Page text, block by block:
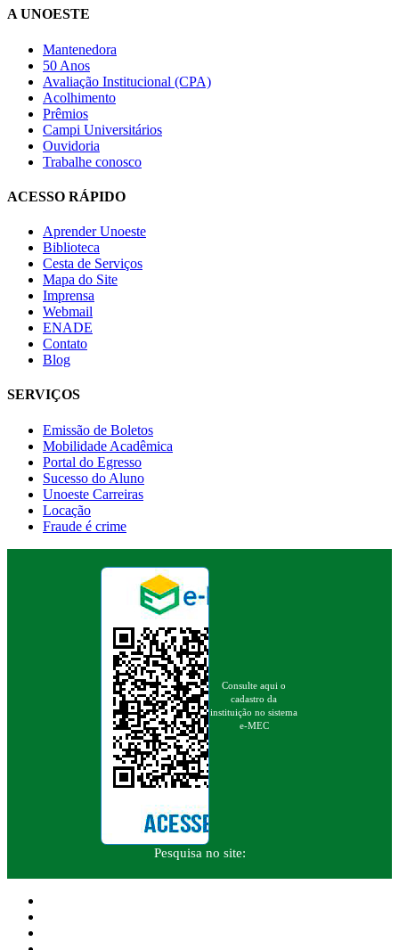
A UNOESTE
Mantenedora
50 Anos
Avaliação Institucional (CPA)
Acolhimento
Prêmios
Campi Universitários
Ouvidoria
Trabalhe conosco
ACESSO RÁPIDO
Aprender Unoeste
Biblioteca
Cesta de Serviços
Mapa do Site
Imprensa
Webmail
ENADE
Contato
Blog
SERVIÇOS
Emissão de Boletos
Mobilidade Acadêmica
Portal do Egresso
Sucesso do Aluno
Unoeste Carreiras
Locação
Fraude é crime
Consulte aqui o
cadastro da
instituição no sistema
e-MEC
Pesquisa no site: